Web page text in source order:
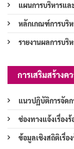
แผนการบริหารแ
หลักเกณฑ์การบริ
รายงานผลการบ
การเสริมสร้างค
แนวปฏิบัติการจัดก
ช่องทางแจ้งเรื่อง
ข้อมูลเชิงสถิติเรื่อ